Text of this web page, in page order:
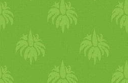
szintre . Ha